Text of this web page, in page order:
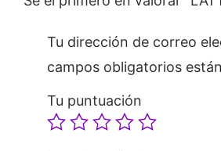
Tu dirección de correo
campos obligatorios
Tu puntuación